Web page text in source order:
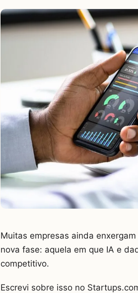
Muitas empresas ainda
nova fase: aquela em que IA e
competitivo.
Escrevi sobre isso no